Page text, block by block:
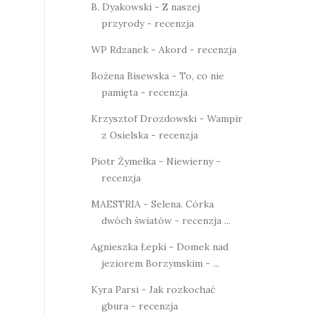
B. Dyakowski - Z naszej
przyrody - recenzja
WP Rdzanek - Akord - recenzja
Bożena Bisewska - To, co nie
pamięta - recenzja
Krzysztof Drozdowski - Wampir
z Osielska - recenzja
Piotr Żymełka - Niewierny -
recenzja
MAESTRIA - Selena. Córka
dwóch światów - recenzja ...
Agnieszka Łepki - Domek nad
jeziorem Borzymskim - ...
Kyra Parsi - Jak rozkochać
gbura - recenzja